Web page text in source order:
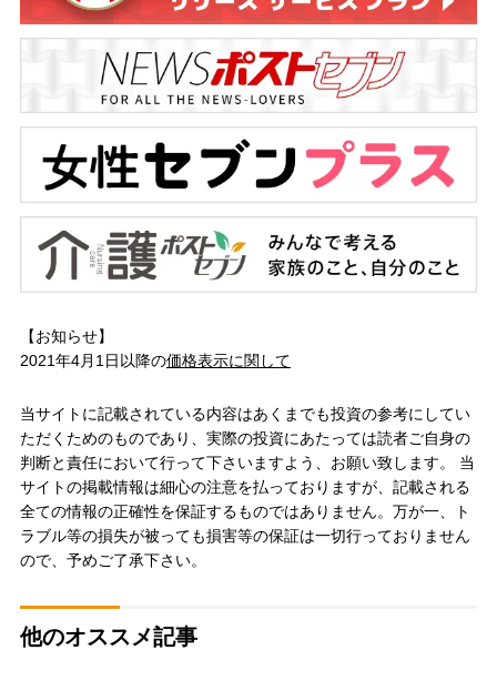
【お知らせ】
2021年4月1日以降の価格表示に関して
当サイトに記載されている内容はあくまでも投資の参考にしてい
ただくためのものであり、実際の投資にあたっては読者ご自身の
判断と責任において行って下さいますよう、お願い致します。 当
サイトの掲載情報は細心の注意を払っておりますが、記載される
全ての情報の正確性を保証するものではありません。万が一、ト
ラブル等の損失が被っても損害等の保証は一切行っておりません
ので、予めご了承下さい。
他のオススメ記事